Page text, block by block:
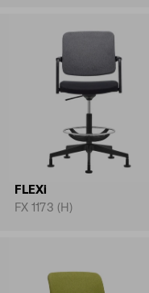
FLEXi
FX 1173 (H)